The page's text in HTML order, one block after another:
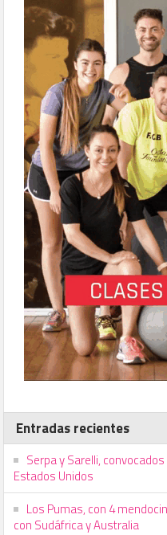
Entradas recientes
Serpa y Sarelli,
Estados Unidos
Los Pumas, con 4
con Sudáfrica y Australia